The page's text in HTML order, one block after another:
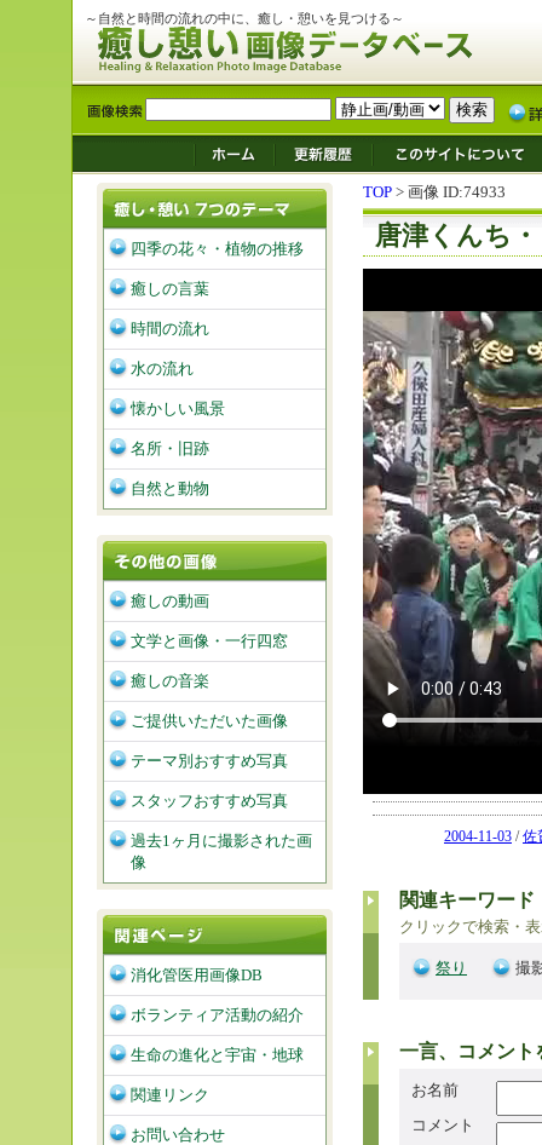
～自然と時間の流れの中に、癒し・憩いを見つける～
TOP > 画像 ID:74933
唐津くんち
2004-11-03 /佐
関連キーワード
クリックで検索・
祭り 撮
一言、コメント
お名前
コメント
四季の花々・植物の推移
癒しの言葉
時間の流れ
水の流れ
懐かしい風景
名所・旧跡
自然と動物
癒しの動画
文学と画像・一行四窓
癒しの音楽
ご提供いただいた画像
テーマ別おすすめ写真
スタッフおすすめ写真
過去1ヶ月に撮影された画
像
消化管医用画像DB
ボランティア活動の紹介
生命の進化と宇宙・地球
関連リンク
お問い合わせ